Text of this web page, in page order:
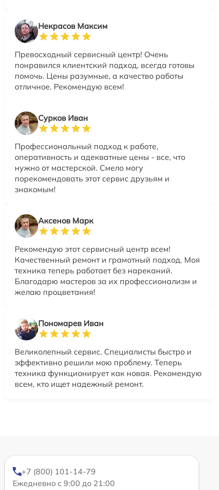
Некрасов Максим
Превосходный сервисный центр! Очень
понравился клиентский подход, всегда готовы
помочь. Цены разумные, а качество работы
отличное. Рекомендую всем!
Сурков Иван
Профессиональный подход к работе,
оперативность и адекватные цены - все, что
нужно от мастерской. Смело могу
порекомендовать этот сервис друзьям и
знакомым!
Аксенов Марк
Рекомендую этот сервисный центр всем!
Качественный ремонт и грамотный подход. Моя
техника теперь работает без нареканий.
Благодарю мастеров за их профессионализм и
желаю процветания!
Пономарев Иван
Великолепный сервис. Специалисты быстро и
эффективно решили мою проблему. Теперь
техника функционирует как новая. Рекомендую
всем, кто ищет надежный ремонт.
+7 (800) 101-14-79
Ежедневно с 9:00 до 21:00